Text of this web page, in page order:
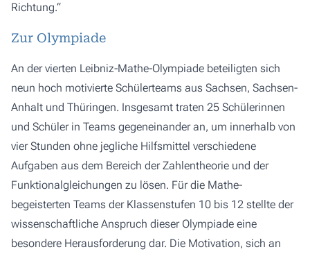
Richtung.“
Zur Olympiade
An der vierten Leibniz-Mathe-Olympiade beteiligten sich
neun hoch motivierte Schülerteams aus Sachsen, Sachsen-
Anhalt und Thüringen. Insgesamt traten 25 Schülerinnen
und Schüler in Teams gegeneinander an, um innerhalb von
vier Stunden ohne jegliche Hilfsmittel verschiedene
Aufgaben aus dem Bereich der Zahlentheorie und der
Funktionalgleichungen zu lösen. Für die Mathe-
begeisterten Teams der Klassenstufen 10 bis 12 stellte der
wissenschaftliche Anspruch dieser Olympiade eine
besondere Herausforderung dar. Die Motivation, sich an